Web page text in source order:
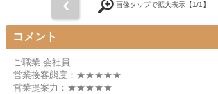
画像タップで拡大表示【1/1】
コメント
ご職業:会社員
営業接客態度：★★★★★
営業提案力：★★★★★